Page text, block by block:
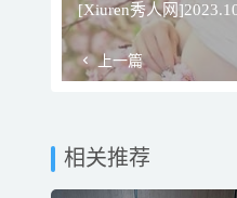
[Xiuren秀人网
上一篇
相关推荐